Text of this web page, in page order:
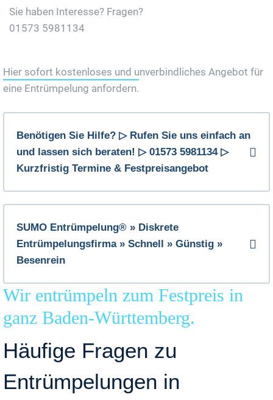
Sie haben Interesse? Fragen?
01573 5981134
Hier sofort kostenloses und unverbindliches Angebot für
eine Entrümpelung anfordern.
Benötigen Sie Hilfe? ▷ Rufen Sie uns einfach an
und lassen sich beraten! ▷ 01573 5981134 ▷
Kurzfristig Termine & Festpreisangebot
SUMO Entrümpelung® » Diskrete
Entrümpelungsfirma » Schnell » Günstig »
Besenrein
Wir entrümpeln zum Festpreis in
ganz Baden-Württemberg.
Häufige Fragen zu
Entrümpelungen in